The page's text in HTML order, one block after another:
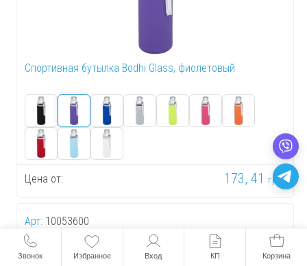
Звонок Избранное Вход КП Корзина
Спортивная бутылка Bodhi Glass, фиолетовый
Цена от: 173, 41 грн.
Арт: 10053600